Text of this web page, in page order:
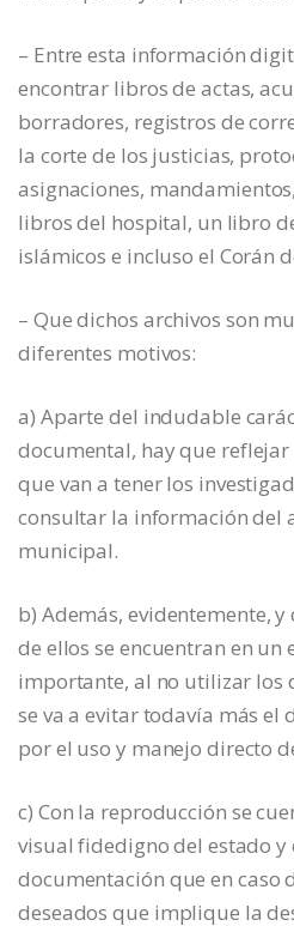
– Entre esta información
encontrar libros de actas,
borradores, registros de
la corte de los justicias,
asignaciones,
libros del hospital, un libro
islámicos e incluso el Corán
– Que dichos archivos son
diferentes motivos:
a) Aparte del indudable
documental, hay que reflejar
que van a tener los
consultar la información del
municipal.
b) Además, evidentemente,
de ellos se encuentran en un
importante, al no utilizar los
se va a evitar todavía más el
por el uso y manejo directo
c) Con la reproducción se
visual fidedigno del estado y
documentación que en caso
deseados que implique la